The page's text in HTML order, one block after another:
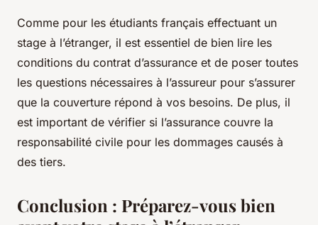
Comme pour les étudiants français effectuant un
stage à l’étranger, il est essentiel de bien lire les
conditions du contrat d’assurance et de poser toutes
les questions nécessaires à l’assureur pour s’assurer
que la couverture répond à vos besoins. De plus, il
est important de vérifier si l’assurance couvre la
responsabilité civile pour les dommages causés à
des tiers.
Conclusion : Préparez-vous bien